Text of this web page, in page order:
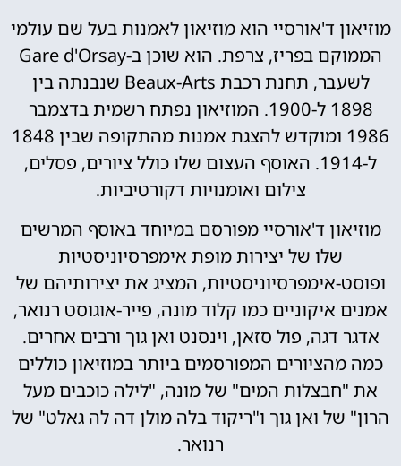
מוזיאון ד'אורסיי הוא מוזיאון לאמנות בעל שם עולמי
הממוקם בפריז, צרפת. הוא שוכן ב-Gare d'Orsay
לשעבר, תחנת רכבת Beaux-Arts שנבנתה בין
1898 ל-1900. המוזיאון נפתח רשמית בדצמבר
1986 ומוקדש להצגת אמנות מהתקופה שבין 1848
ל-1914. האוסף העצום שלו כולל ציורים, פסלים,
צילום ואומנויות דקורטיביות.
מוזיאון ד'אורסיי מפורסם במיוחד באוסף המרשים
שלו של יצירות מופת אימפרסיוניסטיות
ופוסט-אימפרסיוניסטיות, המציג את יצירותיהם של
אמנים איקוניים כמו קלוד מונה, פייר-אוגוסט רנואר,
אדגר דגה, פול סזאן, וינסנט ואן גוך ורבים אחרים.
כמה מהציורים המפורסמים ביותר במוזיאון כוללים
את "חבצלות המים" של מונה, "לילה כוכבים מעל
הרון" של ואן גוך ו"ריקוד בלה מולן דה לה גאלט" של
רנואר.